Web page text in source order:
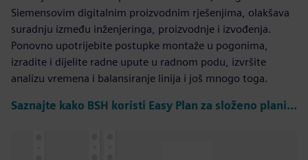
Siemensovim digitalnim proizvodnim rješenjima, olakšava
suradnju između inženjeringa, proizvodnje i izvođenja.
Ponovno upotrijebite postupke montaže u pogonima,
izradite i dijelite radne upute u radnom podu, izvršite
analizu vremena i balansiranje linija i još mnogo toga.
Saznajte kako BSH koristi Easy Plan za složeno planiranje